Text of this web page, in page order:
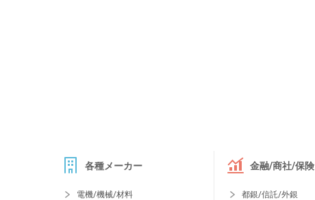
各種メーカー
電機/機械/材料
金融/商社/保険
都銀/信託/外銀